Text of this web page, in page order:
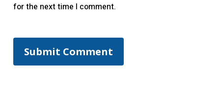
for the next time I comment.